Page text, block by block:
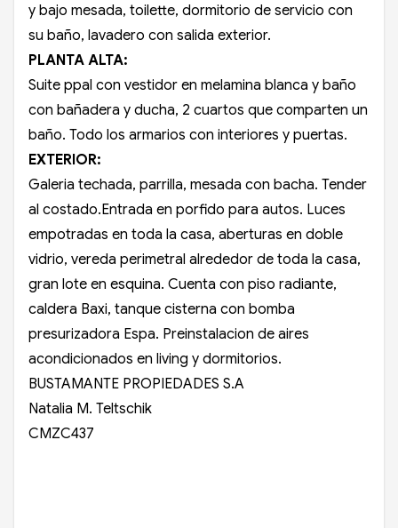
y bajo mesada, toilette, dormitorio de servicio con
su baño, lavadero con salida exterior.
PLANTA ALTA:
Suite ppal con vestidor en melamina blanca y baño
con bañadera y ducha, 2 cuartos que comparten un
baño. Todo los armarios con interiores y puertas.
EXTERIOR:
Galeria techada, parrilla, mesada con bacha. Tender
al costado.Entrada en porfido para autos. Luces
empotradas en toda la casa, aberturas en doble
vidrio, vereda perimetral alrededor de toda la casa,
gran lote en esquina. Cuenta con piso radiante,
caldera Baxi, tanque cisterna con bomba
presurizadora Espa. Preinstalacion de aires
acondicionados en living y dormitorios.
BUSTAMANTE PROPIEDADES S.A
Natalia M. Teltschik
CMZC437